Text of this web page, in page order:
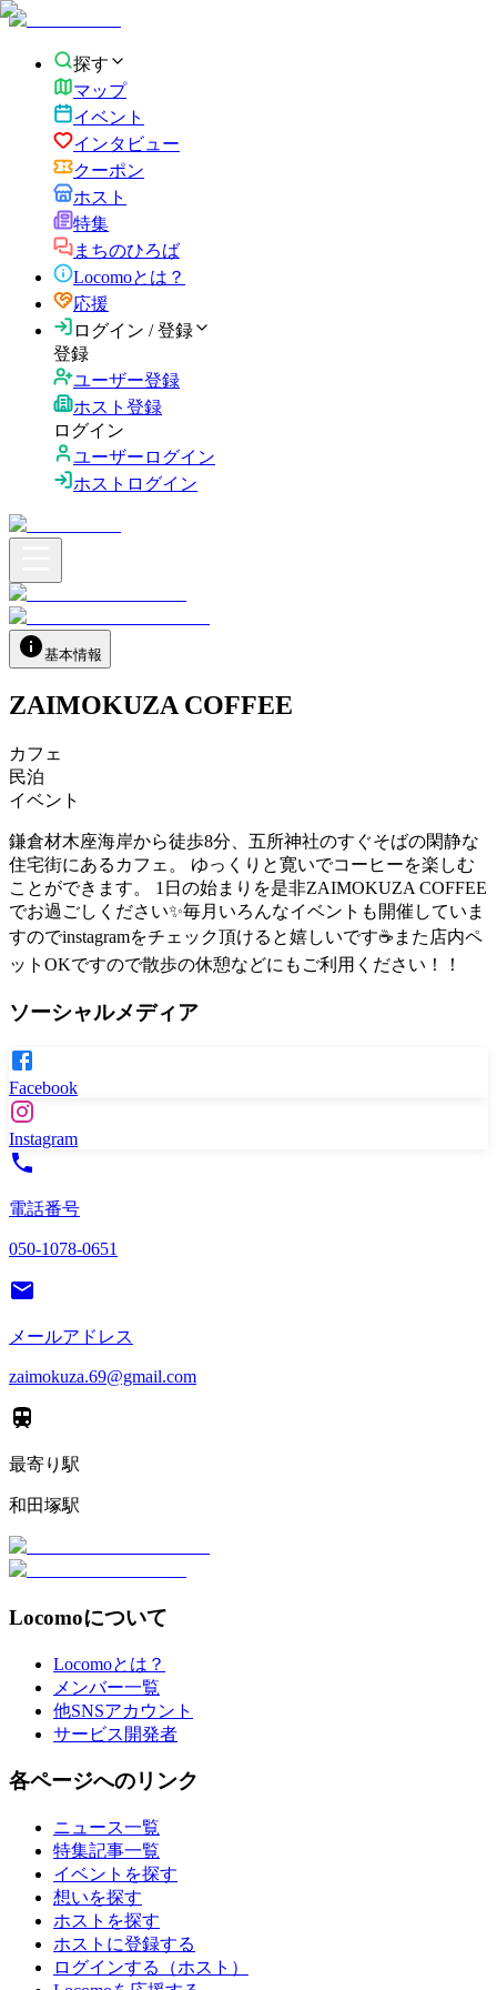
探す
マップ
イベント
インタビュー
クーポン
ホスト
特集
まちのひろば
Locomoとは？
応援
ログイン / 登録
登録
ユーザー登録
ホスト登録
ログイン
ユーザーログイン
ホストログイン
基本情報
ZAIMOKUZA COFFEE
カフェ
民泊
イベント
鎌倉材木座海岸から徒歩8分、五所神社のすぐそばの閑静な
住宅街にあるカフェ。 ゆっくりと寛いでコーヒーを楽しむ
ことができます。 1日の始まりを是非ZAIMOKUZA COFFEE
でお過ごしください✨毎月いろんなイベントも開催していま
すのでinstagramをチェック頂けると嬉しいです☕️また店内ペ
ットOKですので散歩の休憩などにもご利用ください！！
ソーシャルメディア
Facebook
Instagram
電話番号
050-1078-0651
メールアドレス
zaimokuza.69@gmail.com
最寄り駅
和田塚駅
Locomoについて
Locomoとは？
メンバー一覧
他SNSアカウント
サービス開発者
各ページへのリンク
ニュース一覧
特集記事一覧
イベントを探す
想いを探す
ホストを探す
ホストに登録する
ログインする（ホスト）